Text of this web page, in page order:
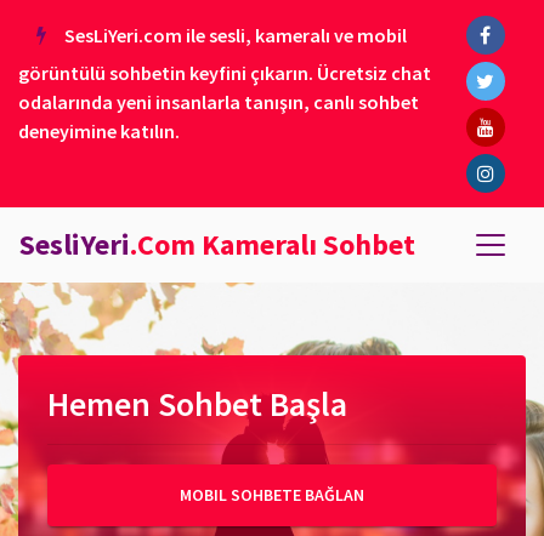
SesLiYeri.com ile sesli, kameralı ve mobil
görüntülü sohbetin keyfini çıkarın. Ücretsiz chat
odalarında yeni insanlarla tanışın, canlı sohbet
deneyimine katılın.
SesliYeri.Com Kameralı Sohbet
Hemen Sohbet Başla
MOBIL SOHBETE BAĞLAN